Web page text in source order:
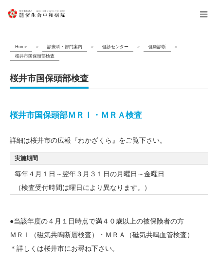
menu
Home » 診療科・部門案内 » 健診センター » 健康診断
»
桜井市国保頭部検査
桜井市国保頭部検査
桜井市国保頭部ＭＲＩ・ＭＲＡ検査
詳細は桜井市の広報『わかざくら』をご覧下さい。
実施期間
毎年４月１日～翌年３月３１日の月曜日～金曜日
（検査受付時間は曜日により異なります。）
●当該年度の４月１日時点で満４０歳以上の被保険者の方
ＭＲＩ（磁気共鳴断層検査）・ＭＲＡ（磁気共鳴血管検査）
＊詳しくは桜井市にお尋ね下さい。